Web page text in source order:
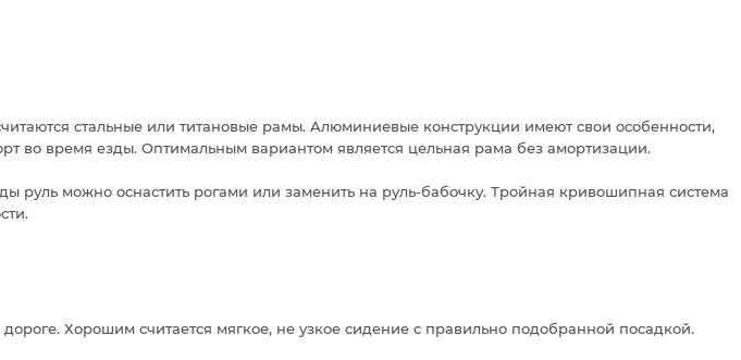
стальные или титановые рамы. Алюминиевые конструкции имеют свои особенности,
во время езды. Оптимальным вариантом является цельная рама без амортизации.
можно оснастить рогами или заменить на руль-бабочку. Тройная кривошипная система
Хорошим считается мягкое, не узкое сидение с правильно подобранной посадкой.